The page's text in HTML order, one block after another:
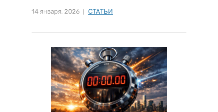
14 января, 2026 СТАТЬИ